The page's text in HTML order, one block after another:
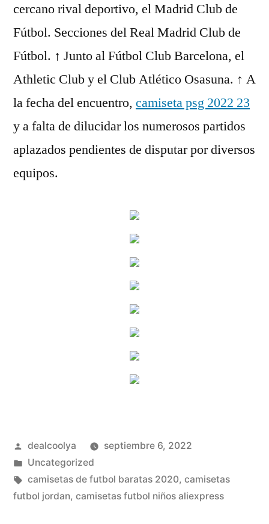
cercano rival deportivo, el Madrid Club de
Fútbol. Secciones del Real Madrid Club de
Fútbol. ↑ Junto al Fútbol Club Barcelona, el
Athletic Club y el Club Atlético Osasuna. ↑ A
la fecha del encuentro, camiseta psg 2022 23
y a falta de dilucidar los numerosos partidos
aplazados pendientes de disputar por diversos
equipos.
Publicado
por
dealcoolya
septiembre 6, 2022
Publicado
en
Uncategorized
Etiquetas:
camisetas de futbol baratas 2020, camisetas
futbol jordan, camisetas futbol niños aliexpress